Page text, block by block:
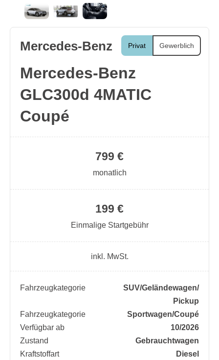
Privat Gewerblich
Mercedes-Benz
Mercedes-Benz
GLC300d 4MATIC
Coupé
199 €
Einmalige Startgebühr
799 €
monatlich
inkl. MwSt.
Fahrzeugkategorie
SUV/​Geländewagen/​
Pickup
Fahrzeugkategorie
Sportwagen/​Coupé
Verfügbar ab
10/2026
Zustand
Gebrauchtwagen
Kraftstoffart
Diesel